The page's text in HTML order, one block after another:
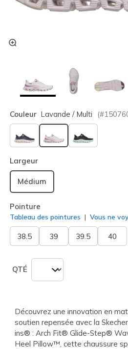
Couleur Lavande / Multi (#
sélectionné
Largeur
Médium
Pointure
Tableau des pointures Vous ne
38.5 39 39.5 40
QTÉ
Découvrez une innovation en
soutien repensée avec la
ins® : Arch Fit® Glide-Step®
Heel Pillow™, cette chaussure